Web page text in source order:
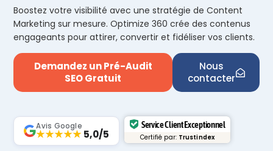
Boostez votre visibilité avec une stratégie de Content
Marketing sur mesure. Optimize 360 crée des contenus
engageants pour attirer, convertir et fidéliser vos clients.
Demandez un Pré-Audit
SEO Gratuit
Nous
contacter
Avis Google
★★★★★5,0/5
Service Client Exceptionnel
Certifié par: Trustindex